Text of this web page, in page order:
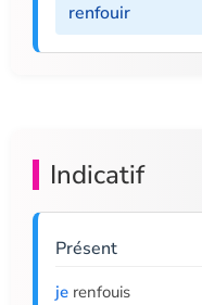
renfouir
Indicatif
Présent
je renfouis